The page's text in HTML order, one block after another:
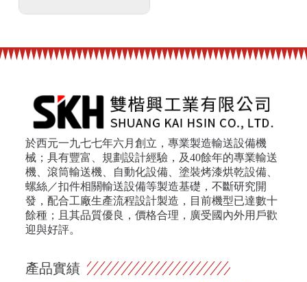
於西元一九七七年六月創立，專業製造輸送設備機
械；具有豐富、規劃設計經驗，及40餘年的專業輸送
機、滾筒輸送機、自動化設備、塗裝烤漆烘乾設備、
螺絲／扣件相關輸送設備等製造基礎，不斷研究開
發，配合工廠生產流程設計製造，目前機型已達數十
餘種；且其品質優良，價格合理，廣受國內外用戶歡
迎與好評。
產品實績